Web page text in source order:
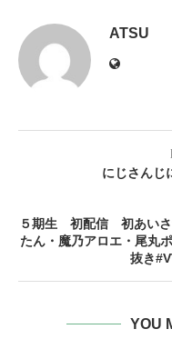
ATSU
にじさんじ
５期生 初配信 初あいさ
たん・魔乃アロエ・尾丸
抜き
YOU